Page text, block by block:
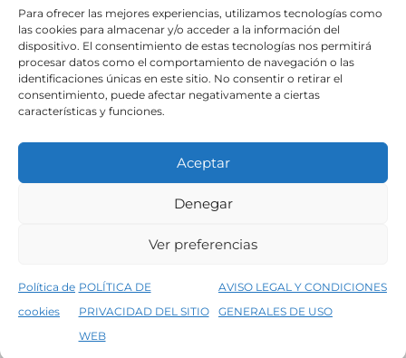
Para ofrecer las mejores experiencias, utilizamos tecnologías como
las cookies para almacenar y/o acceder a la información del
dispositivo. El consentimiento de estas tecnologías nos permitirá
procesar datos como el comportamiento de navegación o las
identificaciones únicas en este sitio. No consentir o retirar el
consentimiento, puede afectar negativamente a ciertas
características y funciones.
Aceptar
Denegar
Ver preferencias
Política de
cookies
POLÍTICA DE
PRIVACIDAD DEL SITIO
WEB
AVISO LEGAL Y CONDICIONES
GENERALES DE USO
5% de descuento en tu primera compra, utiliza el código PRIMERACOMPRA
MENÚ
NOVEDADES
OUTLET
MARCAS
XYLADECOR
BRUGUER